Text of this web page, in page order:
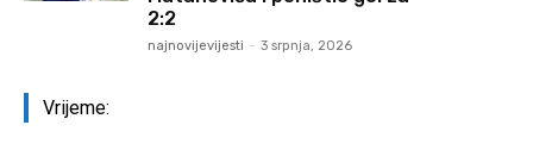
2:2
najnovijevijesti - 3 srpnja, 2026
Vrijeme: